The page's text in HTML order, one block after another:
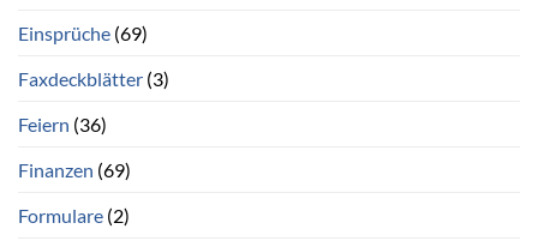
Einsprüche (69)
Faxdeckblätter (3)
Feiern (36)
Finanzen (69)
Formulare (2)